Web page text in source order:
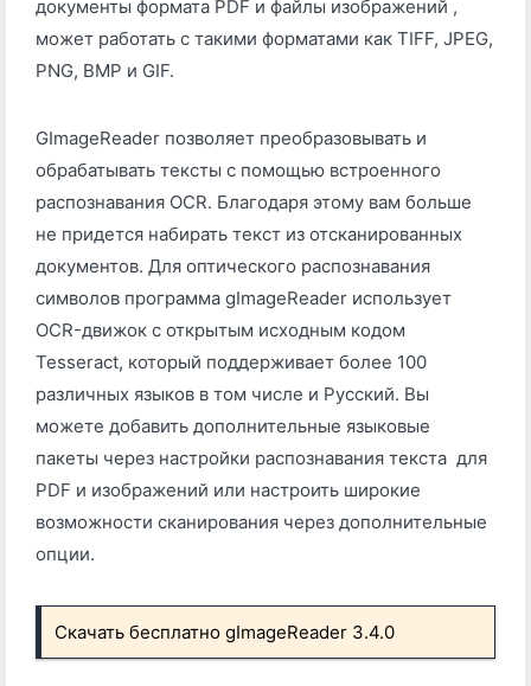
документы формата PDF и файлы изображений ,
может работать с такими форматами как TIFF, JPEG,
PNG, BMP и GIF.
GImageReader позволяет преобразовывать и
обрабатывать тексты с помощью встроенного
распознавания OCR. Благодаря этому вам больше
не придется набирать текст из отсканированных
документов. Для оптического распознавания
символов программа gImageReader использует
OCR-движок с открытым исходным кодом
Tesseract, который поддерживает более 100
различных языков в том числе и Русский. Вы
можете добавить дополнительные языковые
пакеты через настройки распознавания текста для
PDF и изображений или настроить широкие
возможности сканирования через дополнительные
опции.
Скачать бесплатно gImageReader 3.4.0